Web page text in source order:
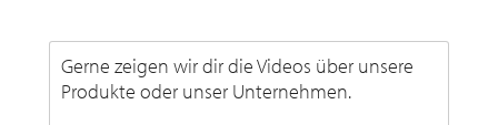
Gerne zeigen wir dir die Videos über unsere
Produkte oder unser Unternehmen.